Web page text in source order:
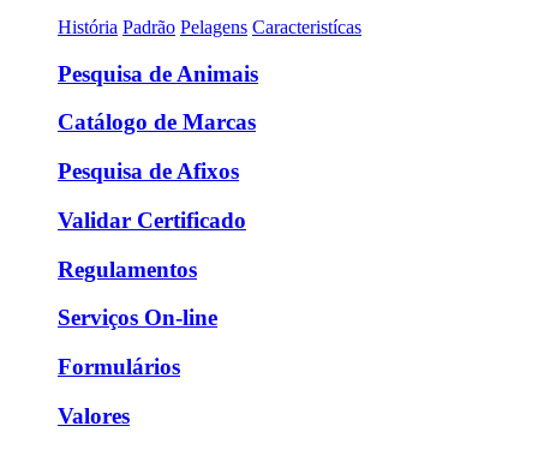
História Padrão Pelagens Caracteristícas
Pesquisa de Animais
Catálogo de Marcas
Pesquisa de Afixos
Validar Certificado
Regulamentos
Serviços On-line
Formulários
Valores